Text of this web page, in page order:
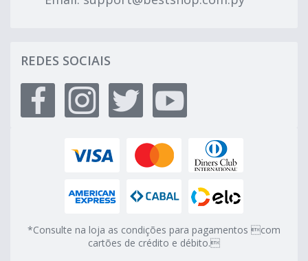
REDES SOCIAIS
*Consulte na loja as condições para pagamentos com
cartões de crédito e débito.